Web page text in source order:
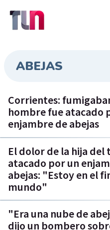
ABEJAS
Corrientes:
hombre fue atacado
enjambre de abejas
El dolor de la hija del
atacado por un
abejas: "Estoy en el
mundo"
"Era una nube de
dijo un bombero